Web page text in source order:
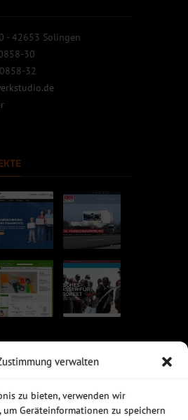
verwalten
zu bieten, verwenden wir
um Geräteinformationen zu speichern
- 42653 Solingen
30
32
Archivierung